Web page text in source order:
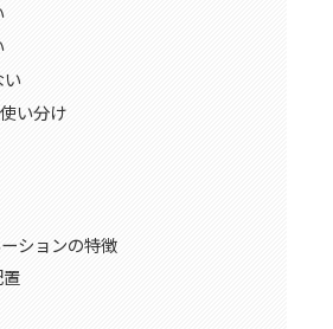
い
い分け
ションの特徴